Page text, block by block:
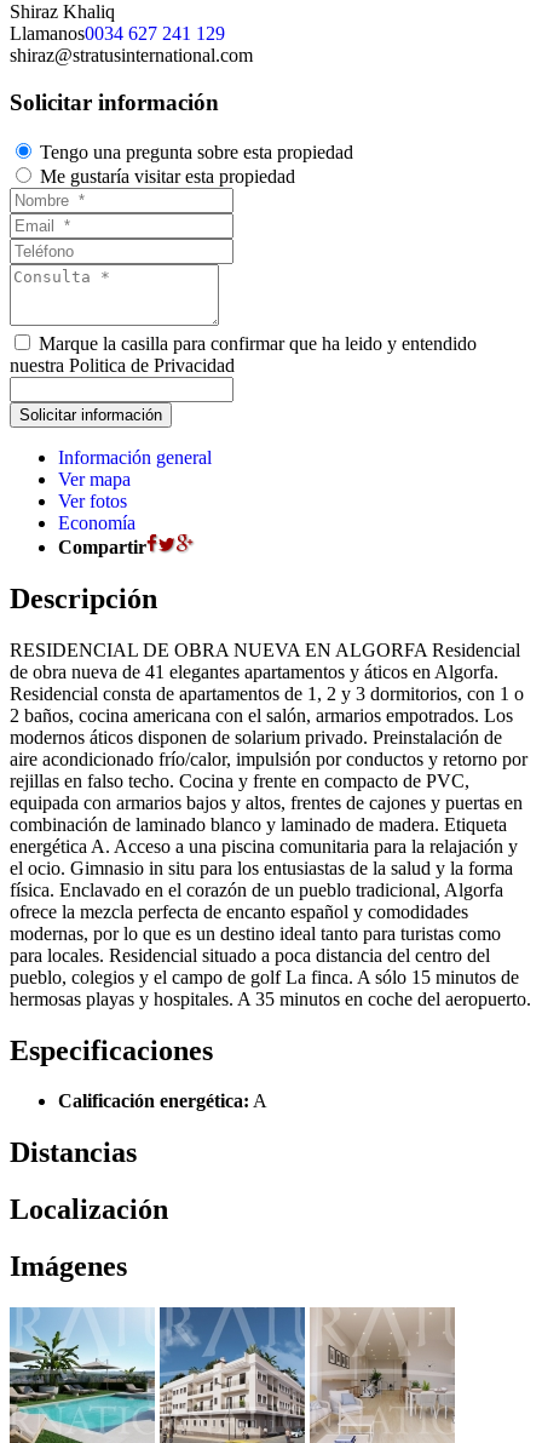
Shiraz Khaliq
Llamanos0034 627 241 129
shiraz@stratusinternational.com
Solicitar información
Tengo una pregunta sobre esta propiedad
Me gustaría visitar esta propiedad
Marque la casilla para confirmar que ha leido y entendido
nuestra Politica de Privacidad
Información general
Ver mapa
Ver fotos
Economía
Compartir
Descripción
RESIDENCIAL DE OBRA NUEVA EN ALGORFA Residencial
de obra nueva de 41 elegantes apartamentos y áticos en Algorfa.
Residencial consta de apartamentos de 1, 2 y 3 dormitorios, con 1 o
2 baños, cocina americana con el salón, armarios empotrados. Los
modernos áticos disponen de solarium privado. Preinstalación de
aire acondicionado frío/calor, impulsión por conductos y retorno por
rejillas en falso techo. Cocina y frente en compacto de PVC,
equipada con armarios bajos y altos, frentes de cajones y puertas en
combinación de laminado blanco y laminado de madera. Etiqueta
energética A. Acceso a una piscina comunitaria para la relajación y
el ocio. Gimnasio in situ para los entusiastas de la salud y la forma
física. Enclavado en el corazón de un pueblo tradicional, Algorfa
ofrece la mezcla perfecta de encanto español y comodidades
modernas, por lo que es un destino ideal tanto para turistas como
para locales. Residencial situado a poca distancia del centro del
pueblo, colegios y el campo de golf La finca. A sólo 15 minutos de
hermosas playas y hospitales. A 35 minutos en coche del aeropuerto.
Especificaciones
Calificación energética: A
Distancias
Localización
Imágenes